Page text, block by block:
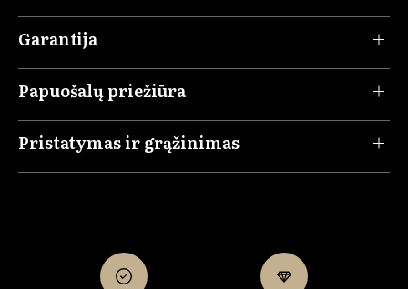
Garantija
Papuošalų priežiūra
Pristatymas ir grąžinimas